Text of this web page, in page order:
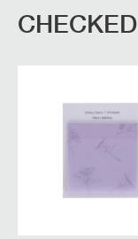
CHECKED